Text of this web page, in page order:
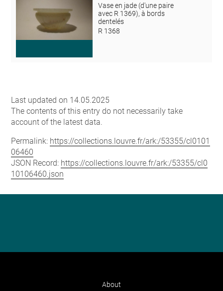
Vase en jade (d'une paire
avec R 1369), à bords
dentelés
R 1368
Last updated on 14.05.2025
The contents of this entry do not necessarily take
account of the latest data.
Permalink: https://collections.louvre.fr/ark:/53355/cl0101
06460
JSON Record: https://collections.louvre.fr/ark:/53355/cl0
10106460.json
About